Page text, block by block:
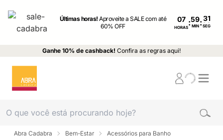
Últimas horas!Aproveite a SALE com até
60% OFF
07
HORAS: MIN : SEG
Ganhe 10% de cashback! Confira as regras aqui!
Abra Cadabra Bem-Estar Acessórios para Banho